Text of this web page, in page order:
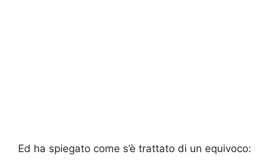
Ed ha spiegato come s’è trattato di un equivoco: